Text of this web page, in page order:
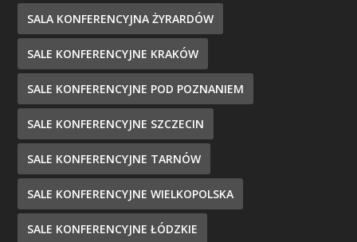
SALA KONFERENCYJNA ŻYRARDÓW
SALE KONFERENCYJNE KRAKÓW
SALE KONFERENCYJNE POD POZNANIEM
SALE KONFERENCYJNE SZCZECIN
SALE KONFERENCYJNE TARNÓW
SALE KONFERENCYJNE WIELKOPOLSKA
SALE KONFERENCYJNE ŁÓDZKIE